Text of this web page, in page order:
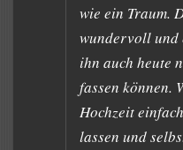
wie ein Traum.
wundervoll
ihn auch heute
fassen können.
Hochzeit
lassen und